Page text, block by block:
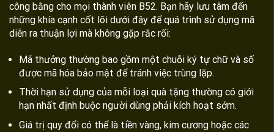
công bằng cho mọi thành viên B52. Bạn hãy lưu tâm đến
những khía cạnh cốt lõi dưới đây để quá trình sử dụng mã
diễn ra thuận lợi mà không gặp rắc rối:
Mã thưởng thường bao gồm một chuỗi ký tự chữ và số
được mã hóa bảo mật để tránh việc trùng lặp.
Thời hạn sử dụng của mỗi loại quà tặng thường có giới
hạn nhất định buộc người dùng phải kích hoạt sớm.
Giá trị quy đổi có thể là tiền vàng, kim cương hoặc các